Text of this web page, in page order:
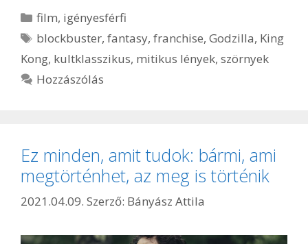
Kategória
film, igényesférfi
Címkék
blockbuster,fantasy,franchise,Godzilla, King
Kong, kultklasszikus, mitikus lények, szörnyek
Hozzászólás
Ez minden, amit tudok: bármi, ami
megtörténhet, az meg is történik
2021.04.09. Szerző: Bányász Attila